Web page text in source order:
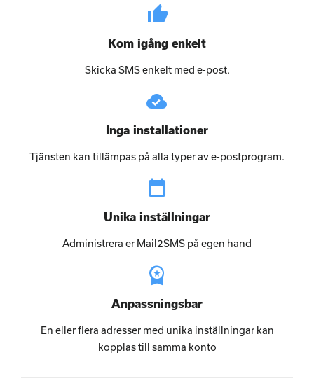
thumb_up
Kom igång enkelt
Skicka SMS enkelt med e-post.
cloud_done
Inga installationer
Tjänsten kan tillämpas på alla typer av e-postprogram.
calendar_today
Unika inställningar
Administrera er Mail2SMS på egen hand
workspace_premium
Anpassningsbar
En eller flera adresser med unika inställningar kan
kopplas till samma konto